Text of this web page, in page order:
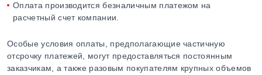
Оплата производится безналичным платежом на
расчетный счет компании.
Особые условия оплаты, предполагающие частичную
отсрочку платежей, могут предоставляться постоянным
заказчикам, а также разовым покупателям крупных объемов